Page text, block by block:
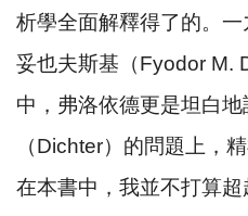
析學全面解釋得了的。
妥也夫斯基（Fyodor M.
中，弗洛依德更是坦白
（Dichter）的問題上，
在本書中，我並不打算